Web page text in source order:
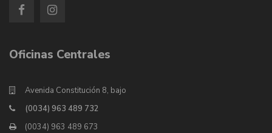
Oficinas Centrales
Avenida Constitución 8, bajo
(0034) 963 489 732
(0034) 963 489 673